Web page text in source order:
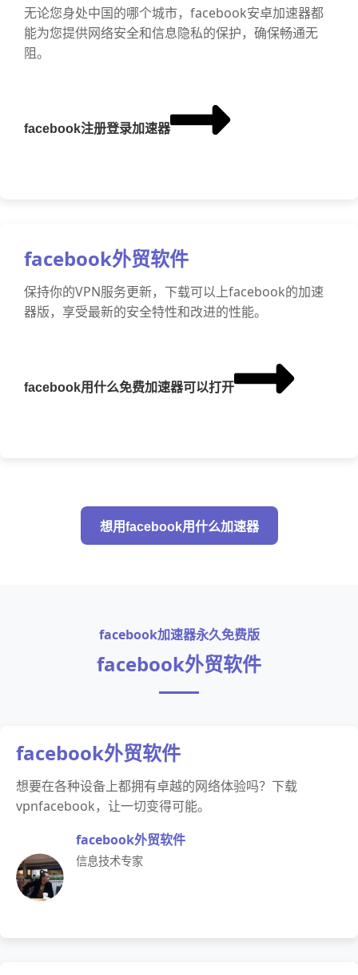
无论您身处中国的哪个城市，facebook安卓加速器都
能为您提供网络安全和信息隐私的保护，确保畅通无
阻。
facebook注册登录加速器
facebook外贸软件
保持你的VPN服务更新，下载可以上facebook的加速
器版，享受最新的安全特性和改进的性能。
facebook用什么免费加速器可以打开
想用facebook用什么加速器
facebook加速器永久免费版
facebook外贸软件
facebook外贸软件
想要在各种设备上都拥有卓越的网络体验吗？下载
vpnfacebook，让一切变得可能。
facebook外贸软件
信息技术专家